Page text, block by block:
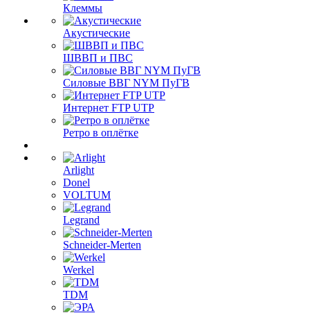
Клеммы
Акустические
ШВВП и ПВС
Силовые ВВГ NYM ПуГВ
Интернет FTP UTP
Ретро в оплётке
Arlight
Donel
VOLTUM
Legrand
Schneider-Merten
Werkel
TDM